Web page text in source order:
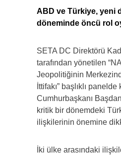
ABD ve Türkiye, yeni
döneminde öncü rol
SETA DC Direktörü
tarafından yönetilen
Jeopolitiğinin
İttifakı” başlıklı
Cumhurbaşkanı
kritik bir dönemdeki
ilişkilerinin önemine
İki ülke arasındaki